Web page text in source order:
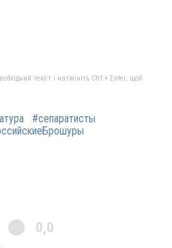
текст і натисніть Ctrl + Enter, щоб
#сепаратисты
0,0